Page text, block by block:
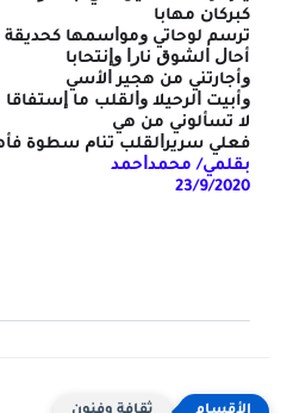
ﻛﺒﺮﻛﺎﻥ ﻣﻬﺎﺑﺎ
ﺗﺮﺳﻢ ﻟﻮﺣﺎﺗﻲ ﻭﻣﻮﺍﺳﻤﻬﺎ ﻛﺤﺪﻳﻘﺔ
أﺣﺎﻝ ﺍﻟﺸﻮﻕ ﻧﺎﺭﺍ ﻭﺇﻧﺘﺤﺎﺑﺎ
ﻭأجارﺗﻨﻲ ﻣﻦ ﻫﺠﻴﺮ ﺍلأسي
ﻭأبيت ﺍﻟﺮﺣﻴﻼ ﻭﺍﻟﻘﻠﺐ ﻣﺎ ﺇﺳﺘﻔﺎﻗﺎ
ﻻ ﺗﺴﺄﻟﻮﻧﻲ ﻣﻦ ﻫﻲ
ﻓﻌﻠﻲ ﺳﺮﻳﺮﺍﻟﻘﻠﺐ ﺗﻨﺎﻡ ﺳﻄﻮﺓ
ﺑﻘﻠﻤﻲ/ ﻣﺤﻤﺪﺍﺣﻤﺪ
23/9/2020